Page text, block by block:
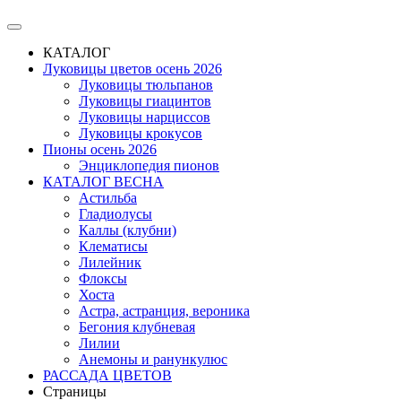
КАТАЛОГ
Луковицы цветов осень 2026
Луковицы тюльпанов
Луковицы гиацинтов
Луковицы нарциссов
Луковицы крокусов
Пионы осень 2026
Энциклопедия пионов
КАТАЛОГ ВЕСНА
Астильба
Гладиолусы
Каллы (клубни)
Клематисы
Лилейник
Флоксы
Хоста
Астра, астранция, вероника
Бегония клубневая
Лилии
Анемоны и ранункулюс
РАССАДА ЦВЕТОВ
Страницы